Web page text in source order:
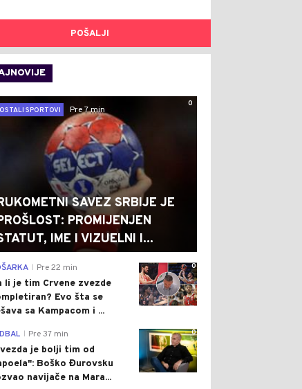
POŠALJI
0
OSTALI SPORTOVI
Pre 7 min
SAVEZ SRBIJE JE
PROMIJENJEN
IME I VIZUELNI I...
0
Pre 22 min
li je tim Crvene zvezde
Evo šta se
sa Kampacom i ...
0
Pre 37 min
je bolji tim od
Boško Đurovsku
navijače na Mara...